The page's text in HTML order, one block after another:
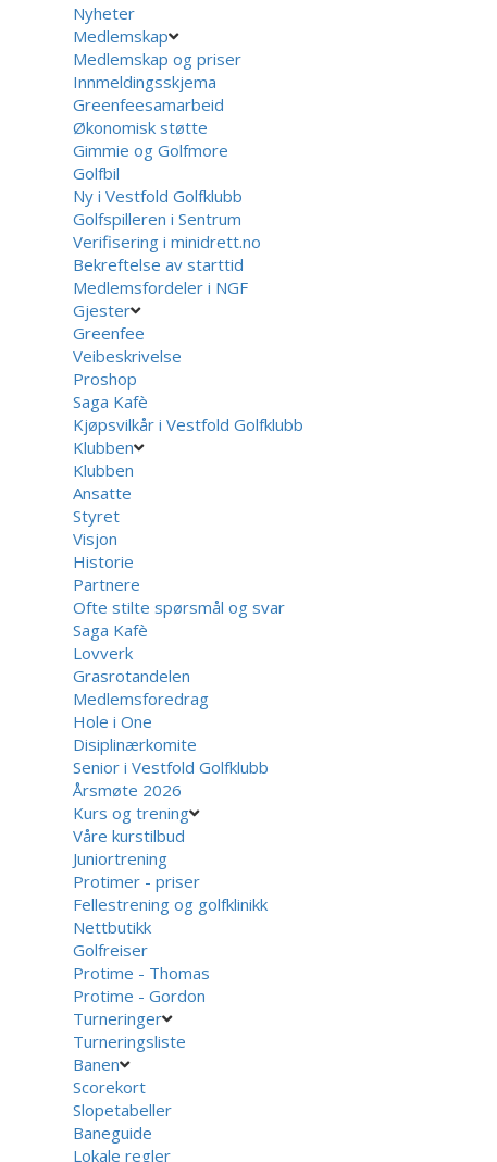
Nyheter
Medlemskap
Medlemskap og priser
Innmeldingsskjema
Greenfeesamarbeid
Økonomisk støtte
Gimmie og Golfmore
Golfbil
Ny i Vestfold Golfklubb
Golfspilleren i Sentrum
Verifisering i minidrett.no
Bekreftelse av starttid
Medlemsfordeler i NGF
Gjester
Greenfee
Veibeskrivelse
Proshop
Saga Kafè
Kjøpsvilkår i Vestfold Golfklubb
Klubben
Klubben
Ansatte
Styret
Visjon
Historie
Partnere
Ofte stilte spørsmål og svar
Saga Kafè
Lovverk
Grasrotandelen
Medlemsforedrag
Hole i One
Disiplinærkomite
Senior i Vestfold Golfklubb
Årsmøte 2026
Kurs og trening
Våre kurstilbud
Juniortrening
Protimer - priser
Fellestrening og golfklinikk
Nettbutikk
Golfreiser
Protime - Thomas
Protime - Gordon
Turneringer
Turneringsliste
Banen
Scorekort
Slopetabeller
Baneguide
Lokale regler